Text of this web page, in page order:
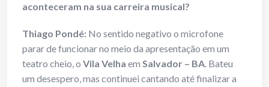
aconteceram na sua carreira musical?
Thiago Pondé: No sentido negativo o microfone
parar de funcionar no meio da apresentação em um
teatro cheio, o Vila Velha em Salvador – BA. Bateu
um desespero, mas continuei cantando até finalizar a